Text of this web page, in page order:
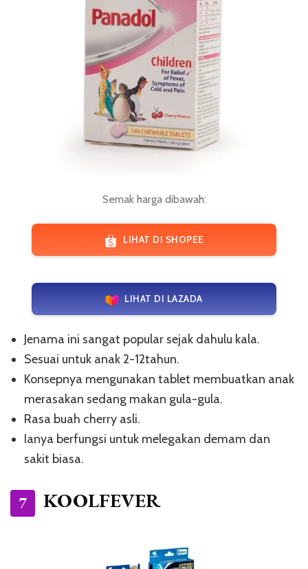
Semak harga dibawah:
LIHAT DI SHOPEE
LIHAT DI LAZADA
Jenama ini sangat popular sejak dahulu kala.
Sesuai untuk anak 2-12tahun.
Konsepnya mengunakan tablet membuatkan anak
merasakan sedang makan gula-gula.
Rasa buah cherry asli.
Ianya berfungsi untuk melegakan demam dan
sakit biasa.
7 KOOLFEVER